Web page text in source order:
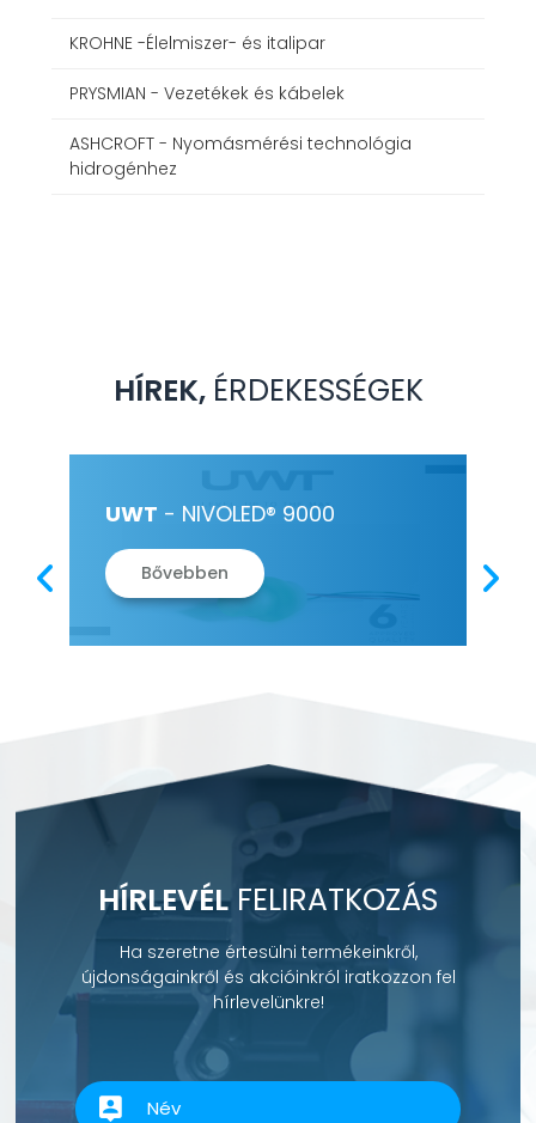
KROHNE -Élelmiszer- és italipar
PRYSMIAN - Vezetékek és kábelek
ASHCROFT - Nyomásmérési technológia
hidrogénhez
HÍREK, ÉRDEKESSÉGEK
UWT - NIVOLED® 9000
Bővebben
HÍRLEVÉLFELIRATKOZÁS
Ha szeretne értesülni termékeinkről,
újdonságainkről és akcióinkról iratkozzon fel
hírlevelünkre!